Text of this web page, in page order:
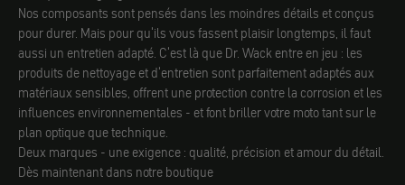
Nos composants sont pensés dans les moindres détails et conçus
pour durer. Mais pour qu'ils vous fassent plaisir longtemps, il faut
aussi un entretien adapté. C'est là que Dr. Wack entre en jeu : les
produits de nettoyage et d'entretien sont parfaitement adaptés aux
matériaux sensibles, offrent une protection contre la corrosion et les
influences environnementales - et font briller votre moto tant sur le
plan optique que technique.
Deux marques - une exigence : qualité, précision et amour du détail.
Dès maintenant dans notre boutique